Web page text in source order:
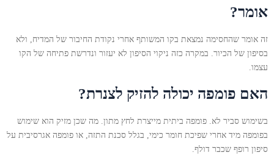
אומר?
זה אומר שהחסימה נמצאת בקו המשותף אחרי נקודת החיבור של המדיח, ולא
בסיפון של הכיור. במקרה כזה ניקוי הסיפון לא יעזור ונדרשת פתיחה של הקו
עצמו.
האם פומפה יכולה להזיק לצנרת?
בשימוש סביר לא. פומפה ביתית מייצרת לחץ מתון. מה שכן מזיק הוא שימוש
בפומפה מיד אחרי שפיכת חומר כימי, בגלל סכנת התזה, או פומפה אגרסיבית על
סיפון רופף שכבר דולף.